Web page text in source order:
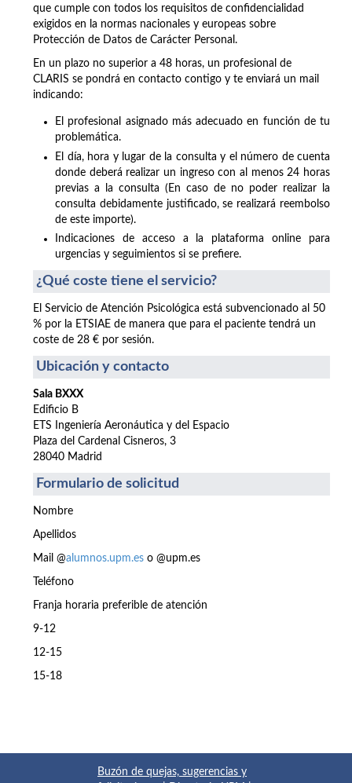
que cumple con todos los requisitos de confidencialidad
exigidos en la normas nacionales y europeas sobre
Protección de Datos de Carácter Personal.
En un plazo no superior a 48 horas, un profesional de
CLARIS se pondrá en contacto contigo y te enviará un mail
indicando:
El profesional asignado más adecuado en función de tu
problemática.
El día, hora y lugar de la consulta y el número de cuenta
donde deberá realizar un ingreso con al menos 24 horas
previas a la consulta (En caso de no poder realizar la
consulta debidamente justificado, se realizará reembolso
de este importe).
Indicaciones de acceso a la plataforma online para
urgencias y seguimientos si se prefiere.
¿Qué coste tiene el servicio?
El Servicio de Atención Psicológica está subvencionado al 50
% por la ETSIAE de manera que para el paciente tendrá un
coste de 28 € por sesión.
Ubicación y contacto
Sala BXXX
Edificio B
ETS Ingeniería Aeronáutica y del Espacio
Plaza del Cardenal Cisneros, 3
28040 Madrid
Formulario de solicitud
Nombre
Apellidos
Mail @alumnos.upm.es o @upm.es
Teléfono
Franja horaria preferible de atención
9-12
12-15
15-18
Buzón de quejas, sugerencias y